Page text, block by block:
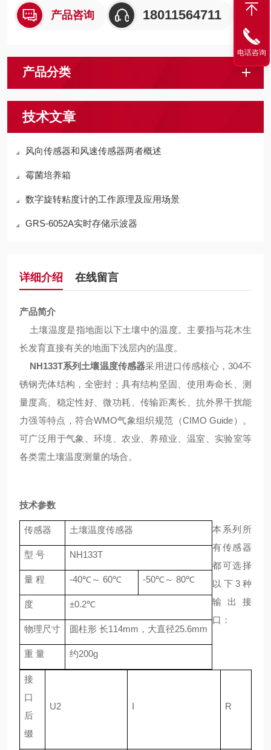
产品咨询 18011564711
产品分类
技术文章
风向传感器和风速传感器两者概述
霉菌培养箱
数字旋转粘度计的工作原理及应用场景
GRS-6052A实时存储示波器
详细介绍 在线留言
产品简介
土壤温度是指地面以下土壤中的温度。主要指与花木生
长发育直接有关的地面下浅层内的温度。
NH133T系列土壤温度传感器采用进口传感核心，304不
锈钢壳体结构，全密封；具有结构坚固、使用寿命长、测
量度高、稳定性好、微功耗、传输距离长、抗外界干扰能
力强等特点，符合WMO气象组织规范（CIMO Guide）。
可广泛用于气象、环境、农业、养殖业、温室、实验室等
各类需土壤温度测量的场合。
技术参数
传感器 土壤温度传感器
型 号 NH133T
量 程 -40℃～ 60℃ -50℃～ 80℃
度 ±0.2℃
物理尺寸 圆柱形 长114mm，大直径25.6mm
重 量 约200g
本系列所
有传感器
都可选择
以下 3种
输出接
口：
接
口
后
缀
U2 I R
电话咨询